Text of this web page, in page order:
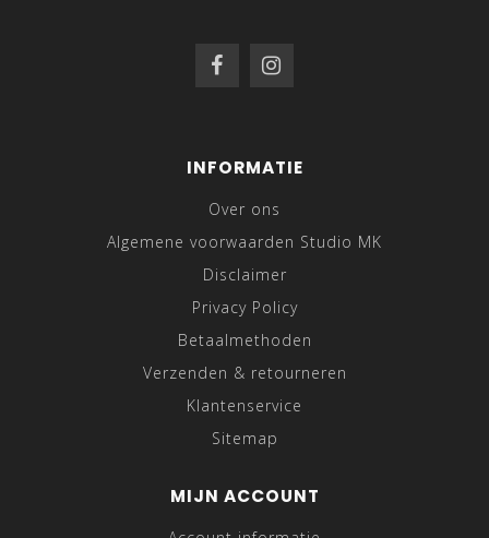
INFORMATIE
Over ons
Algemene voorwaarden Studio MK
Disclaimer
Privacy Policy
Betaalmethoden
Verzenden & retourneren
Klantenservice
Sitemap
MIJN ACCOUNT